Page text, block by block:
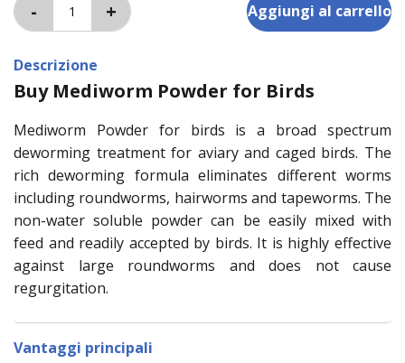
Descrizione
Buy Mediworm Powder for Birds
Mediworm Powder for birds is a broad spectrum
deworming treatment for aviary and caged birds. The
rich deworming formula eliminates different worms
including roundworms, hairworms and tapeworms. The
non-water soluble powder can be easily mixed with
feed and readily accepted by birds. It is highly effective
against large roundworms and does not cause
regurgitation.
Vantaggi principali